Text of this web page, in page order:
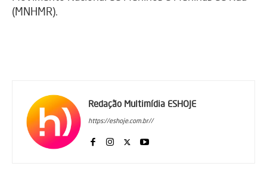
(MNHMR).
Redação Multimídia ESHOJE
https://eshoje.com.br//